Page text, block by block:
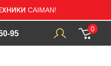
CAIMAN!
95
0